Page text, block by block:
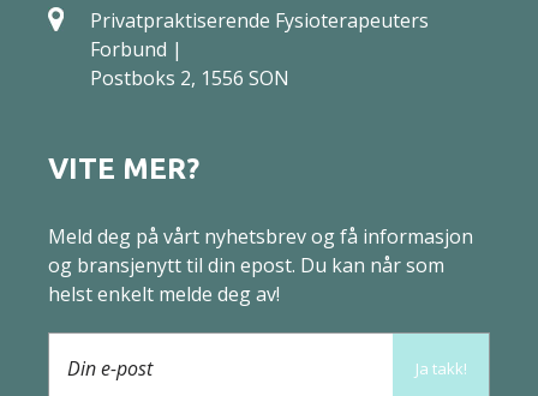
Privatpraktiserende Fysioterapeuters
Forbund |
Postboks 2, 1556 SON
VITE MER?
Meld deg på vårt nyhetsbrev og få informasjon
og bransjenytt til din epost. Du kan når som
helst enkelt melde deg av!
Din e-post Ja takk!